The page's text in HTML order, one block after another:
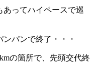
あってハイペースで巡
パンで終了・・・
の箇所で、先頭交代終